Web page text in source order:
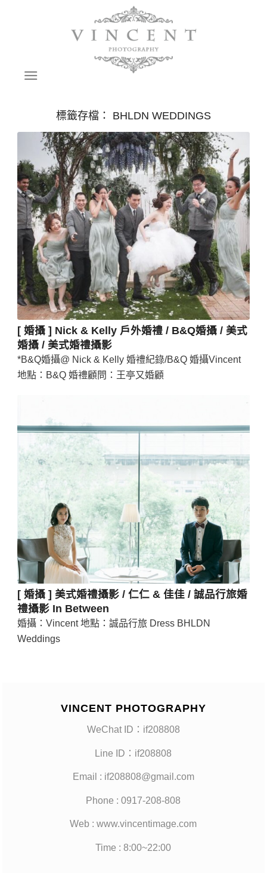
標籤存檔： BHLDN WEDDINGS
[ 婚攝 ] Nick & Kelly 戶外婚禮 / B&Q婚攝 / 美式
婚攝 / 美式婚禮攝影
*B&Q婚攝@ Nick & Kelly 婚禮紀錄/B&Q 婚攝Vincent
地點：B&Q 婚禮顧問：王亭又婚顧
[ 婚攝 ] 美式婚禮攝影 / 仁仁 & 佳佳 / 誠品行旅婚
禮攝影 In Between
婚攝：Vincent 地點：誠品行旅 Dress BHLDN
Weddings
VINCENT PHOTOGRAPHY
WeChat ID：if208808
Line ID：if208808
Email : if208808@gmail.com
Phone : 0917-208-808
Web : www.vincentimage.com
Time : 8:00~22:00